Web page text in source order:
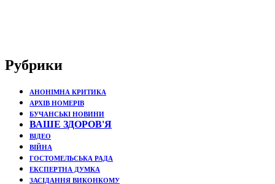
Рубрики
АНОНІМНА КРИТИКА
АРХІВ НОМЕРІВ
БУЧАНСЬКІ НОВИНИ
ВАШЕ ЗДОРОВ'Я
ВІДЕО
ВІЙНА
ГОСТОМЕЛЬСЬКА РАДА
ЕКСПЕРТНА ДУМКА
ЗАСІДАННЯ ВИКОНКОМУ